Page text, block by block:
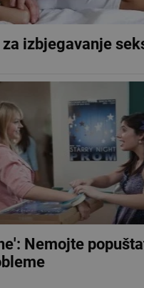
izbjegavanje
Nemojte